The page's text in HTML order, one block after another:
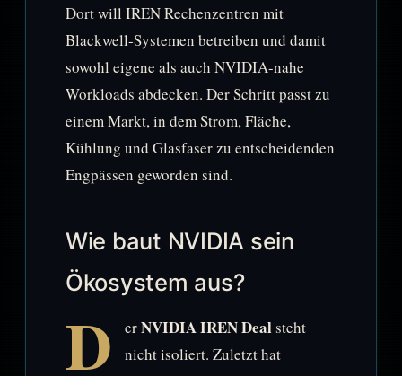
Dort will IREN Rechenzentren mit
Blackwell-Systemen betreiben und damit
sowohl eigene als auch NVIDIA-nahe
Workloads abdecken. Der Schritt passt zu
einem Markt, in dem Strom, Fläche,
Kühlung und Glasfaser zu entscheidenden
Engpässen geworden sind.
Wie baut NVIDIA sein
Ökosystem aus?
D erNVIDIA IREN Dealsteht
nicht isoliert. Zuletzt hat